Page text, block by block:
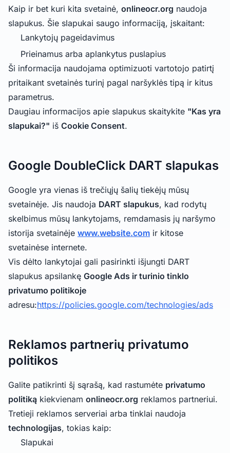
Kaip ir bet kuri kita svetainė, onlineocr.org naudoja
slapukus. Šie slapukai saugo informaciją, įskaitant:
Lankytojų pageidavimus
Prieinamus arba aplankytus puslapius
Ši informacija naudojama optimizuoti vartotojo patirtį
pritaikant svetainės turinį pagal naršyklės tipą ir kitus
parametrus.
Daugiau informacijos apie slapukus skaitykite "Kas yra
slapukai?" iš Cookie Consent.
Google DoubleClick DART slapukas
Google yra vienas iš trečiųjų šalių tiekėjų mūsų
svetainėje. Jis naudoja DART slapukus, kad rodytų
skelbimus mūsų lankytojams, remdamasis jų naršymo
istorija svetainėje www.website.com ir kitose
svetainėse internete.
Vis dėlto lankytojai gali pasirinkti išjungti DART
slapukus apsilankę Google Ads ir turinio tinklo
privatumo politikoje
adresu:https://policies.google.com/technologies/ads
Reklamos partnerių privatumo
politikos
Galite patikrinti šį sąrašą, kad rastumėte privatumo
politiką kiekvienam onlineocr.org reklamos partneriui.
Tretieji reklamos serveriai arba tinklai naudoja
technologijas, tokias kaip:
Slapukai